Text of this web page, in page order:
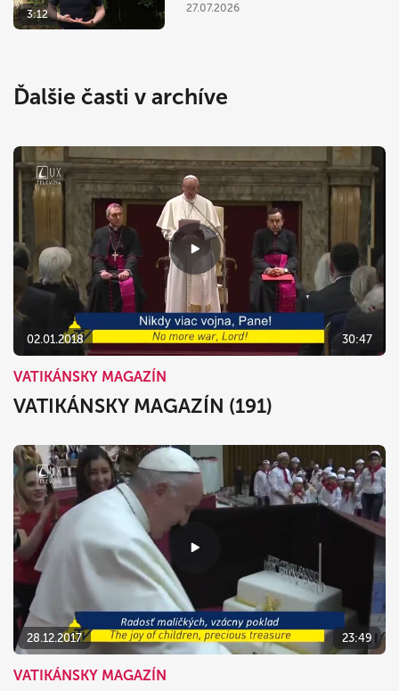
3:12
27.07.2026
Ďalšie časti v archíve
02.01.2018 30:47
VATIKÁNSKY MAGAZÍN
VATIKÁNSKY MAGAZÍN (191)
28.12.2017 23:49
VATIKÁNSKY MAGAZÍN